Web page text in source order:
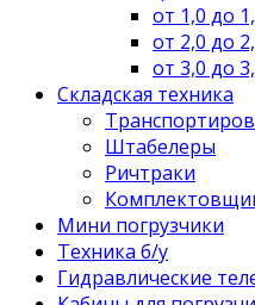
от 1,0 до
от 2,0 до
от 3,0 до
Складская техника
Штабелеры
Ричтраки
Мини погрузчики
Техника б/у
Гидравлические